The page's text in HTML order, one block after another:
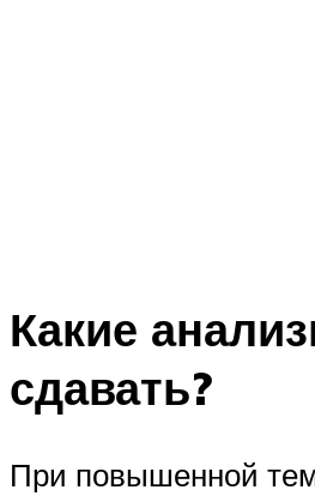
Какие
сдавать?
При повышенной